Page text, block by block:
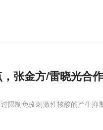
张金方/雷晓光合
限制免疫刺激性核酸的产生抑